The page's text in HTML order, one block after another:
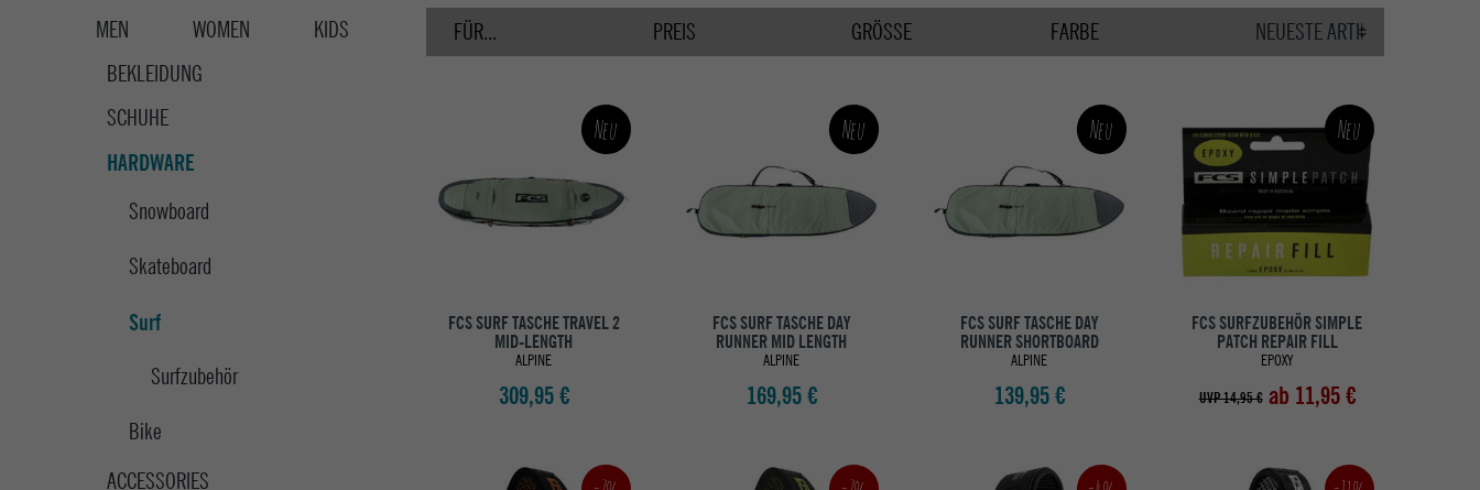
MEN WOMEN
KIDS
BEKLEIDUNG
SCHUHE
HARDWARE
Snowboard
Skateboard
Surf
Surfzubehör
Bike
ACCESSORIES
FÜR... PREIS GRÖSSE FARBE
Neu
FCS SURF TASCHE TRAVEL 2
MID-LENGTH
ALPINE
309,95 €
Neu
FCS SURF TASCHE DAY
RUNNER MID LENGTH
ALPINE
169,95 €
Neu
FCS SURF TASCHE DAY
RUNNER SHORTBOARD
ALPINE
139,95 €
Neu
FCS SURFZUBEHÖR SIMPLE
PATCH REPAIR FILL
EPOXY
UVP 14,95 € ab 11,95 €